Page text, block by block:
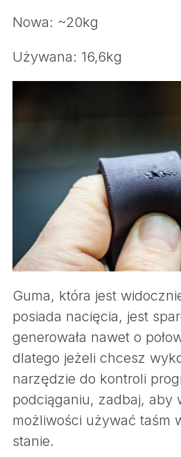
Nowa: ~20kg
Używana: 16,6kg
Guma, która jest
posiada nacięcia, jest
generowała nawet o
dlatego jeżeli chcesz
narzędzie do kontroli
podciąganiu, zadbaj, aby
możliwości używać taśm
stanie.